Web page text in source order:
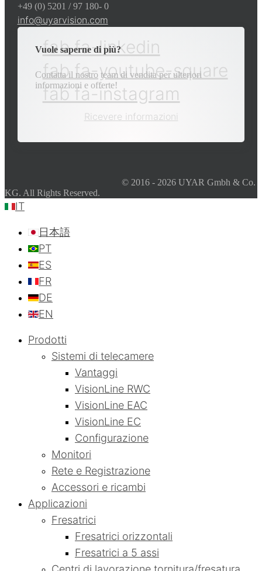
+49 (0) 5201 / 97 180- 0
info@uyarvision.com
fab fa-linkedin
fab fa-youtube-square
fab fa-instagram
Vuole saperne di più?
Contatta il nostro team di vendita per ulteriori
informazioni e offerte!
Ricevere informazioni
© 2016 - 2026 UYAR Gmbh & Co.
KG. All Rights Reserved.
IT
日本語
PT
ES
FR
DE
EN
Prodotti
Sistemi di telecamere
Vantaggi
VisionLine RWC
VisionLine EAC
VisionLine EC
Configurazione
Monitori
Rete e Registrazione
Accessori e ricambi
Applicazioni
Fresatrici
Fresatrici orizzontali
Fresatrici a 5 assi